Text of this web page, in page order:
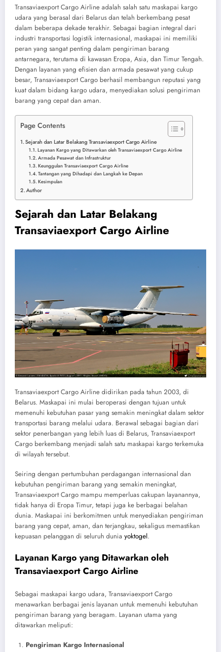
Transaviaexport Cargo Airline adalah salah satu maskapai kargo
udara yang berasal dari Belarus dan telah berkembang pesat
dalam beberapa dekade terakhir. Sebagai bagian integral dari
industri transportasi logistik internasional, maskapai ini memiliki
peran yang sangat penting dalam pengiriman barang
antarnegara, terutama di kawasan Eropa, Asia, dan Timur Tengah.
Dengan layanan yang efisien dan armada pesawat yang cukup
besar, Transaviaexport Cargo berhasil membangun reputasi yang
kuat dalam bidang kargo udara, menyediakan solusi pengiriman
barang yang cepat dan aman.
Page Contents
Sejarah dan Latar Belakang Transaviaexport Cargo Airline
Layanan Kargo yang Ditawarkan oleh Transaviaexport Cargo Airline
Armada Pesawat dan Infrastruktur
Keunggulan Transaviaexport Cargo Airline
Tantangan yang Dihadapi dan Langkah ke Depan
Kesimpulan
Author
Sejarah dan Latar Belakang
Transaviaexport Cargo Airline
Transaviaexport Cargo Airline didirikan pada tahun 2003, di
Belarus. Maskapai ini mulai beroperasi dengan tujuan untuk
memenuhi kebutuhan pasar yang semakin meningkat dalam sektor
transportasi barang melalui udara. Berawal sebagai bagian dari
sektor penerbangan yang lebih luas di Belarus, Transaviaexport
Cargo berkembang menjadi salah satu maskapai kargo terkemuka
di wilayah tersebut.
Seiring dengan pertumbuhan perdagangan internasional dan
kebutuhan pengiriman barang yang semakin meningkat,
Transaviaexport Cargo mampu memperluas cakupan layanannya,
tidak hanya di Eropa Timur, tetapi juga ke berbagai belahan
dunia. Maskapai ini berkomitmen untuk menyediakan pengiriman
barang yang cepat, aman, dan terjangkau, sekaligus memastikan
kepuasan pelanggan di seluruh dunia yoktogel.
Layanan Kargo yang Ditawarkan oleh
Transaviaexport Cargo Airline
Sebagai maskapai kargo udara, Transaviaexport Cargo
menawarkan berbagai jenis layanan untuk memenuhi kebutuhan
pengiriman barang yang beragam. Layanan utama yang
ditawarkan meliputi:
Pengiriman Kargo Internasional